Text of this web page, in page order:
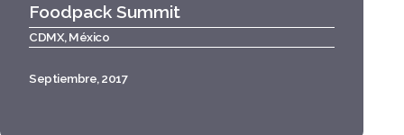
Foodpack Summit
CDMX, México
Septiembre, 2017